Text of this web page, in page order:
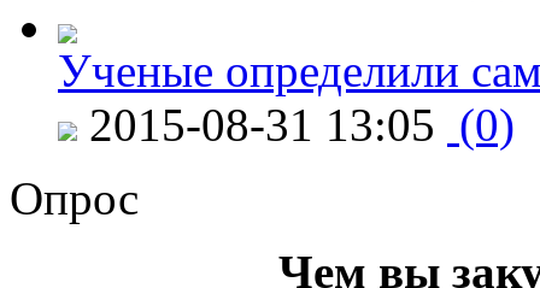
Ученые определили
2015-08-31 13:05 (0)
Опрос
Чем вы